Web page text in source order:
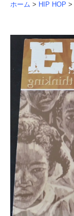
ホーム > HIP HOP >